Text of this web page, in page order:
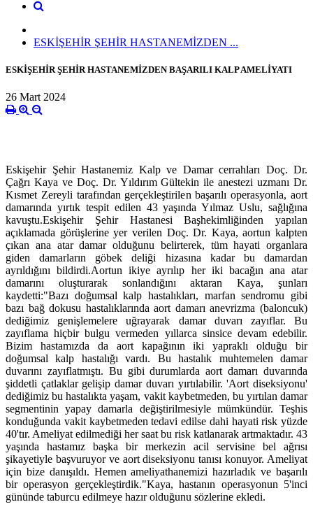
ESKİŞEHİR ŞEHİR HASTANEMİZDEN ...
ESKİŞEHİR ŞEHİR HASTANEMİZDEN BAŞARILI KALP AMELİYATI
26 Mart 2024
Eskişehir Şehir Hastanemiz Kalp ve Damar cerrahları Doç. Dr.
Çağrı Kaya ve Doç. Dr. Yıldırım Gültekin ile anestezi uzmanı Dr.
Kısmet Zereyli tarafından gerçekleştirilen başarılı operasyonla, aort
damarında yırtık tespit edilen 43 yaşında Yılmaz Uslu, sağlığına
kavuştu.Eskişehir Şehir Hastanesi Başhekimliğinden yapılan
açıklamada görüşlerine yer verilen Doç. Dr. Kaya, aortun kalpten
çıkan ana atar damar olduğunu belirterek, tüm hayati organlara
giden damarların göbek deliği hizasına kadar bu damardan
ayrıldığını bildirdi.Aortun ikiye ayrılıp her iki bacağın ana atar
damarını oluşturarak sonlandığını aktaran Kaya, şunları
kaydetti:"Bazı doğumsal kalp hastalıkları, marfan sendromu gibi
bazı bağ dokusu hastalıklarında aort damarı anevrizma (baloncuk)
dediğimiz genişlemelere uğrayarak damar duvarı zayıflar. Bu
zayıflama hiçbir bulgu vermeden yıllarca sinsice devam edebilir.
Bizim hastamızda da aort kapağının iki yapraklı olduğu bir
doğumsal kalp hastalığı vardı. Bu hastalık muhtemelen damar
duvarını zayıflatmıştı. Bu gibi durumlarda aort damarı duvarında
şiddetli çatlaklar gelişip damar duvarı yırtılabilir. 'Aort diseksiyonu'
dediğimiz bu hastalıkta yaşam, vakit kaybetmeden, bu yırtılan damar
segmentinin yapay damarla değiştirilmesiyle mümkündür. Teşhis
konduğunda vakit kaybetmeden tedavi edilse dahi hayati risk yüzde
40'tır. Ameliyat edilmediği her saat bu risk katlanarak artmaktadır. 43
yaşında hastamız başka bir merkezin acil servisine bel ağrısı
şikayetiyle başvuruyor ve aort diseksiyonu tanısı konuyor. Ameliyat
için bize danışıldı. Hemen ameliyathanemizi hazırladık ve başarılı
bir operasyon gerçekleştirdik."Kaya, hastanın operasyonun 5'inci
gününde taburcu edilmeye hazır olduğunu sözlerine ekledi.